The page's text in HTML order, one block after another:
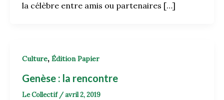
la célèbre entre amis ou partenaires […]
Culture, Édition Papier
Genèse : la rencontre
Le Collectif /avril 2, 2019